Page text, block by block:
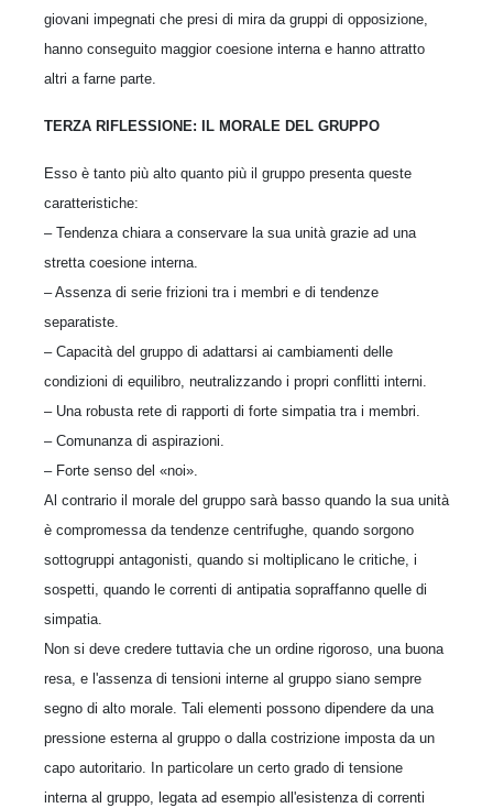
giovani impegnati che presi di mira da gruppi di opposizione,
hanno conseguito maggior coesione interna e hanno attratto
altri a farne parte.
TERZA RIFLESSIONE: IL MORALE DEL GRUPPO
Esso è tanto più alto quanto più il gruppo presenta queste
caratteristiche:
– Tendenza chiara a conservare la sua unità grazie ad una
stretta coesione interna.
– Assenza di serie frizioni tra i membri e di tendenze
separatiste.
– Capacità del gruppo di adattarsi ai cambiamenti delle
condizioni di equilibro, neutralizzando i propri conflitti interni.
– Una robusta rete di rapporti di forte simpatia tra i membri.
– Comunanza di aspirazioni.
– Forte senso del «noi».
Al contrario il morale del gruppo sarà basso quando la sua unità
è compromessa da tendenze centrifughe, quando sorgono
sottogruppi antagonisti, quando si moltiplicano le critiche, i
sospetti, quando le correnti di antipatia sopraffanno quelle di
simpatia.
Non si deve credere tuttavia che un ordine rigoroso, una buona
resa, e l'assenza di tensioni interne al gruppo siano sempre
segno di alto morale. Tali elementi possono dipendere da una
pressione esterna al gruppo o dalla costrizione imposta da un
capo autoritario. In particolare un certo grado di tensione
interna al gruppo, legata ad esempio all'esistenza di correnti